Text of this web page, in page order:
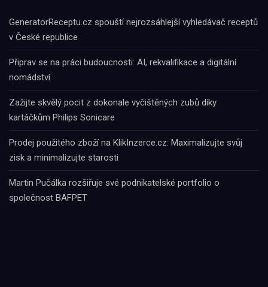
GeneratorReceptu.cz spouští nejrozsáhlejší vyhledávač receptů
v České republice
Připrav se na práci budoucnosti: AI, rekvalifikace a digitální
nomádství
Zažijte skvělý pocit z dokonale vyčištěných zubů díky
kartáčkům Philips Sonicare
Prodej použitého zboží na KlikInzerce.cz: Maximalizujte svůj
zisk a minimalizujte starosti
Martin Pučálka rozšiřuje své podnikatelské portfolio o
společnost BAFPET